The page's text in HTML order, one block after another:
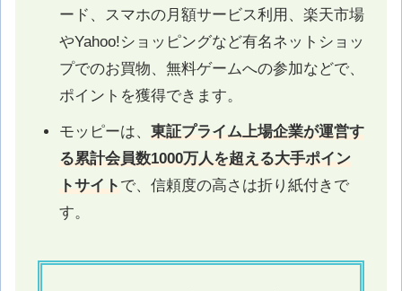
ード、スマホの月額サービス利用、楽天市場
やYahoo!ショッピングなど有名ネットショッ
プでのお買物、無料ゲームへの参加などで、
ポイントを獲得できます。
モッピーは、 東証プライム上場企業が運営す
る累計会員数1000万人を超える大手ポイン
トサイト で、信頼度の高さは折り紙付きで
す。